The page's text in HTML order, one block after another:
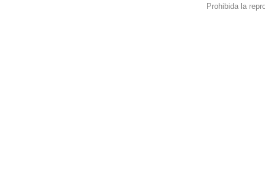
Prohibida la